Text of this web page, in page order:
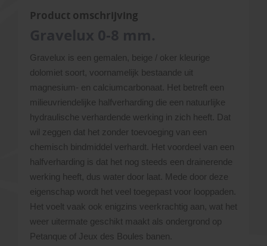
Product omschrijving
Gravelux is een gemalen, beige / oker kleurige
dolomiet soort, voornamelijk bestaande uit
magnesium- en calciumcarbonaat. Het betreft een
milieuvriendelijke halfverharding die een natuurlijke
hydraulische verhardende werking in zich heeft. Dat
wil zeggen dat het zonder toevoeging van een
chemisch bindmiddel verhardt. Het voordeel van een
halfverharding is dat het nog steeds een drainerende
werking heeft, dus water door laat. Mede door deze
eigenschap wordt het veel toegepast voor looppaden.
Het voelt vaak ook enigzins veerkrachtig aan, wat het
weer uitermate geschikt maakt als ondergrond op
Petanque of Jeux des Boules banen.